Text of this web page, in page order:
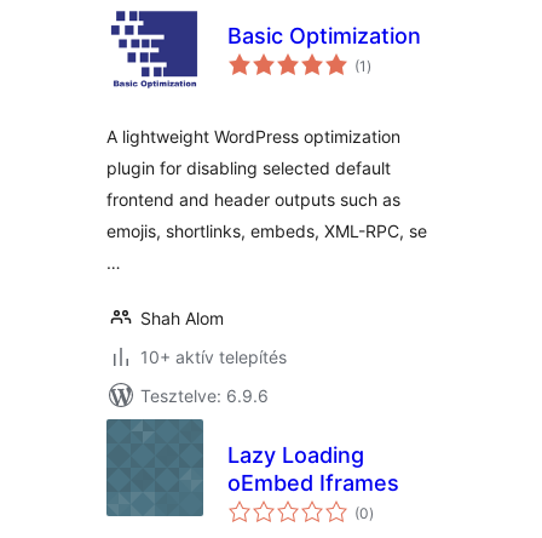
Basic Optimization
(1 értékelés
összesen
)
A lightweight WordPress optimization
plugin for disabling selected default
frontend and header outputs such as
emojis, shortlinks, embeds, XML-RPC, se
…
Shah Alom
10+ aktív telepítés
Tesztelve: 6.9.6
Lazy Loading
oEmbed Iframes
(0értékelés
összesen
)